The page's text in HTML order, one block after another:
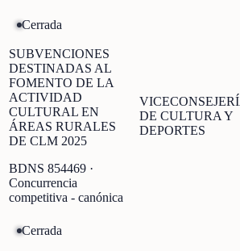
Cerrada
SUBVENCIONES
DESTINADAS AL
FOMENTO DE LA
ACTIVIDAD
CULTURAL EN
ÁREAS RURALES
DE CLM 2025
BDNS 854469 ·
Concurrencia
competitiva - canónica
DE CULTURA Y
DEPORTES
Cerrada